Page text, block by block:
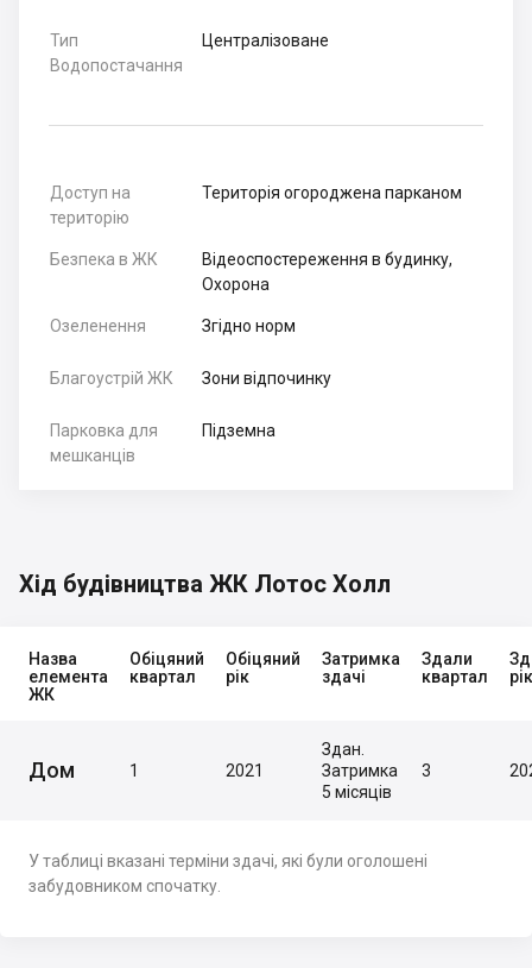
Тип
Водопостачання
Централізоване
Доступ на
територію
Територія огороджена парканом
Безпека в ЖК
Відеоспостереження в будинку,
Охорона
Озеленення Згідно норм
Благоустрій ЖК Зони відпочинку
Парковка для
мешканців
Підземна
Хід будівництва ЖК Лотос Холл
Назва
елемента
ЖК
Обіцяний
квартал
Обіцяний
рік
Затримка
здачі
Здали
квартал
рік
Дом 1 2021
Здан.
Затримка
5 місяців
3
У таблиці вказані терміни здачі, які були оголошені
забудовником спочатку.